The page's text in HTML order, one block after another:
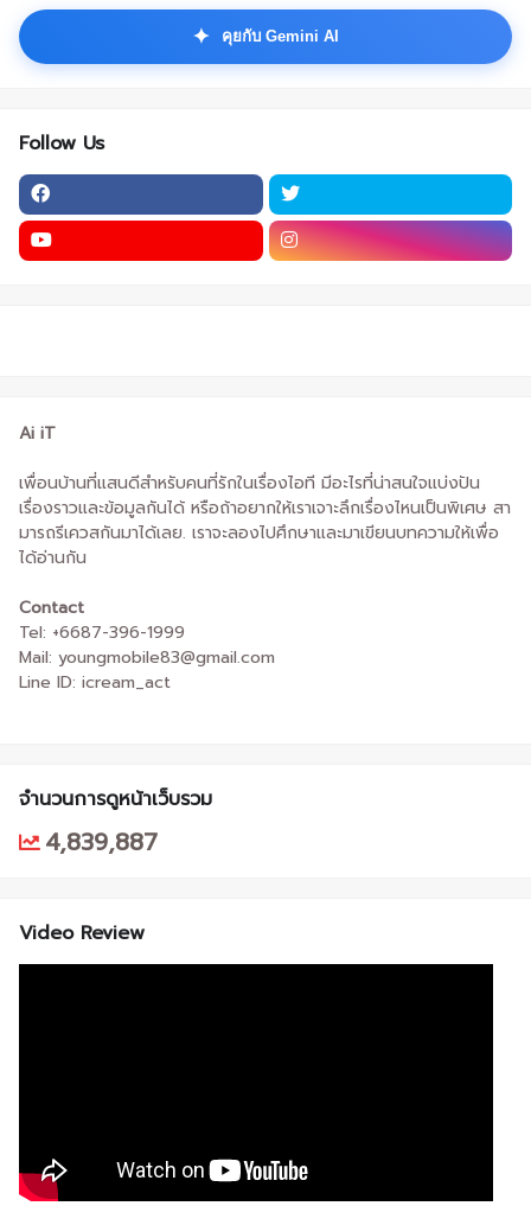
✦ คุยกับ Gemini AI
Follow Us
Ai iT
เพื่อนบ้านที่แสนดีสำหรับคนที่รักในเรื่องไอที มีอะไรที่น่าสนใจแบ่งปัน
เรื่องราวและข้อมูลกันได้ หรือถ้าอยากให้เราเจาะลึกเรื่องไหนเป็นพิเศษ สา
มารถรีเควสกันมาได้เลย. เราจะลองไปศึกษาและมาเขียนบทความให้เพื่อ
ได้อ่านกัน
Contact
Tel: +6687-396-1999
Mail: youngmobile83@gmail.com
Line ID: icream_act
จำนวนการดูหน้าเว็บรวม
4,839,887
Video Review